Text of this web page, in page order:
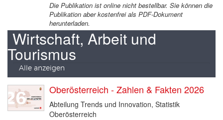
Die Publikation ist online nicht bestellbar. Sie können die
Publikation aber kostenfrei als PDF-Dokument
herunterladen.
Wirtschaft, Arbeit und
Tourismus
Alle anzeigen
Oberösterreich - Zahlen & Fakten 2026
Abteilung Trends und Innovation, Statistik
Oberösterreich